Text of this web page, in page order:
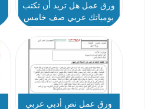
ورق عمل هل تريد أن تكتب
يومياتك عربي صف خامس
ورق عمل نص أدبي عربي